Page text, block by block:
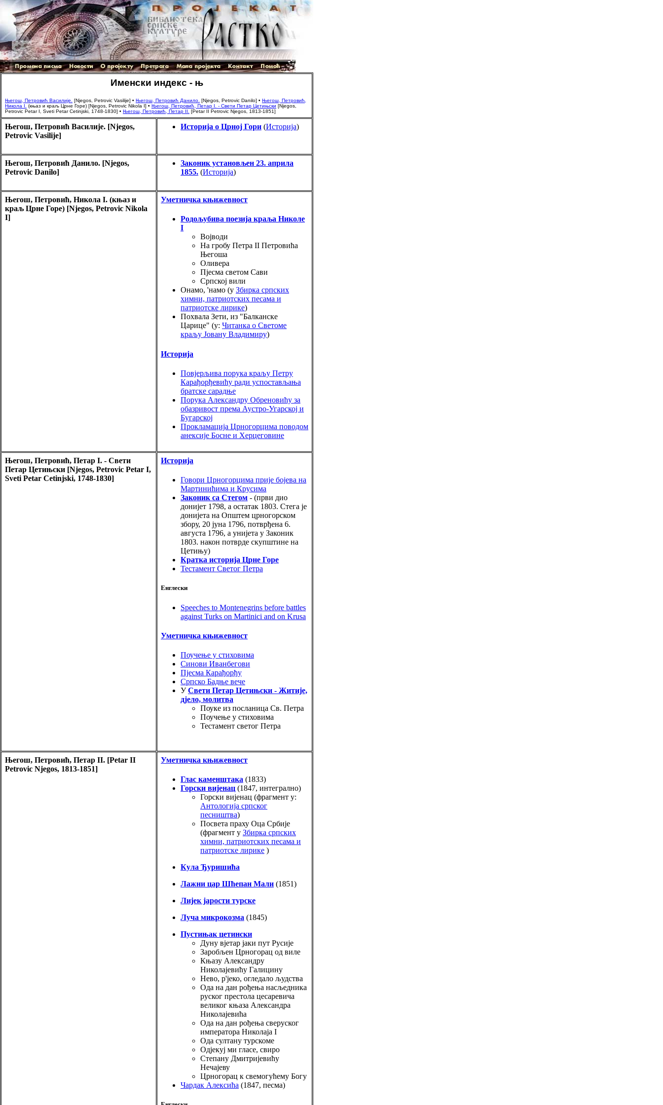
Именски индекс - њ
Његош, Петровић Василије. [Njegos, Petrovic Vasilije] • Његош, Петровић Данило. [Njegos, Petrovic Danilo] • Његош, Петровић,
Никола I.
(књаз и краљ Црне Горе) [Njegos, Petrovic Nikola I] • Његош, Петровић, Петар I. - Свети Петар Цетињски [Njegos,
Petrovic Petar I, Sveti Petar Cetinjski, 1748-1830] • Његош, Петровић, Петар II. [Petar II Petrovic Njegos, 1813-1851]
Његош, Петровић Василије. [Njegos,
Petrovic Vasilije]
Историја о Црној Гори (Историја)
Његош, Петровић Данило. [Njegos,
Petrovic Danilo]
Законик установљен 23. априла
1855. (Историја)
Његош, Петровић, Никола I. (књаз и
краљ Црне Горе) [Njegos, Petrovic Nikola
I]
Уметничка књижевност
Родољубива поезија краља Николе
I
Војводи
На гробу Петра II Петровића
Његоша
Оливера
Пјесма светом Сави
Српској вили
Онамо, 'намо (у Збирка српских
химни, патриотских песама и
патриотске лирике)
Похвала Зети, из "Балканске
Царице" (у: Читанка о Светоме
краљу Јовану Владимиру)
Историја
Повјерљива порука краљу Петру
Карађорђевићу ради успостављања
братске сарадње
Порука Александру Обреновићу за
обазривост према Аустро-Угарској и
Бугарској
Прокламација Црногорцима поводом
анексије Босне и Херцеговине
Његош, Петровић, Петар I. - Свети
Петар Цетињски [Njegos, Petrovic Petar I,
Sveti Petar Cetinjski, 1748-1830]
Историја
Говори Црногорцима прије бојева на
Мартинићима и Крусима
Законик са Стегом - (први дио
донијет 1798, а остатак 1803. Стега је
донијета на Општем црногорском
збору, 20 јуна 1796, потврђена 6.
августа 1796, а унијета у Законик
1803. након потврде скупштине на
Цетињу)
Кратка историја Црне Горе
Тестамент Светог Петра
Енглески
Speeches to Montenegrins before battles
against Turks on Martinici and on Krusa
Уметничка књижевност
Поучење у стиховима
Синови Иванбегови
Пјесма Карађорђу
Српско Бадње вече
УСвети Петар Цетињски - Житије,
дјело, молитва
Поуке из посланица Св. Петра
Поучење у стиховима
Тестамент светог Петра
Његош, Петровић, Петар II. [Petar II
Petrovic Njegos, 1813-1851]
Уметничка књижевност
Глас каменштака (1833)
Горски вијенац (1847, интегрално)
Горски вијенац (фрагмент у:
Антологија српског
песништва)
Посвета праху Оца Србије
(фрагмент у Збирка српских
химни, патриотских песама и
патриотске лирике )
Кула Ђуришића
Лажни цар Шћепан Мали (1851)
Лијек јарости турске
Луча микрокозма (1845)
Пустињак цетински
Дуну вјетар јаки пут Русије
Заробљен Црногорац од виле
Књазу Александру
Николајевићу Галицину
Нево, р'јеко, огледало људства
Ода на дан рођења насљедника
руског престола цесаревича
великог књаза Александра
Николајевића
Ода на дан рођења сверуског
императора Николаја I
Ода султану турскоме
Одјекуј ми гласе, свиро
Степану Дмитријевићу
Нечајеву
Црногорац к свемогућему Богу
Чардак Алексића (1847, песма)